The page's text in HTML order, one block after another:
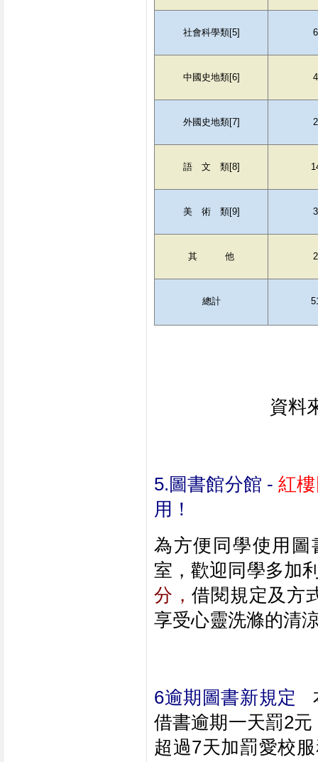
社會科學類[5]
中國史地類[6]
外國史地類[7]
語　文　類[8]
美　術　類[9]
其　　　他
總計
資料
5.圖書館分館 - 紅
用！
為方便同學使用
室，歡迎同學多加
分，借閱規定及方
享受心靈洗滌的清
6逾期圖書新規定
借書逾期一天罰2
超過7天加罰愛校